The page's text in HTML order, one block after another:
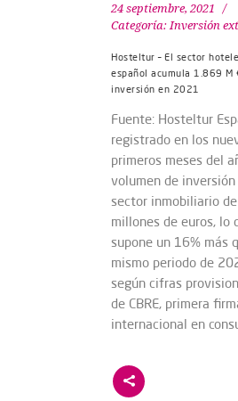
24 septiembre, 2021
Categoría: Inversión
Hosteltur – El sector
español acumula 1.869 M
inversión en 2021
Fuente: Hosteltur
registrado en los
primeros meses del
volumen de inversión
sector inmobiliario
millones de euros, lo
supone un 16% más
mismo periodo de
según cifras
de CBRE, primera
internacional en